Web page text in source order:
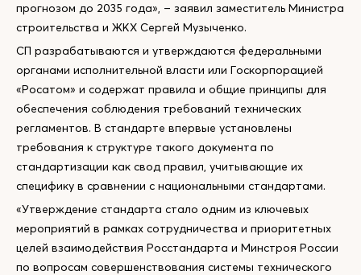
прогнозом до 2035 года», – заявил заместитель Министра
строительства и ЖКХ Сергей Музыченко.
СП разрабатываются и утверждаются федеральными
органами исполнительной власти или Госкорпорацией
«Росатом» и содержат правила и общие принципы для
обеспечения соблюдения требований технических
регламентов. В стандарте впервые установлены
требования к структуре такого документа по
стандартизации как свод правил, учитывающие их
специфику в сравнении с национальными стандартами.
«Утверждение стандарта стало одним из ключевых
мероприятий в рамках сотрудничества и приоритетных
целей взаимодействия Росстандарта и Минстроя России
по вопросам совершенствования системы технического